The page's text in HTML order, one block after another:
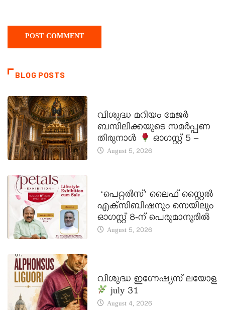
BLOG POSTS
വിശുദ്ധ മറിയം മേജർ
ബസിലിക്കയുടെ സമർപ്പണ
തിരുനാൾ
ഓഗസ്റ്റ് 5 –
August 5, 2026
‘പെറ്റൽസ്’ ലൈഫ് സ്റ്റൈൽ
എക്സിബിഷനും സെയിലും
ഓഗസ്റ്റ് 8-ന് പെരുമാനൂരിൽ
August 5, 2026
വിശുദ്ധ ഇഗ്നേഷ്യസ് ലയോള
july 31
August 4, 2026